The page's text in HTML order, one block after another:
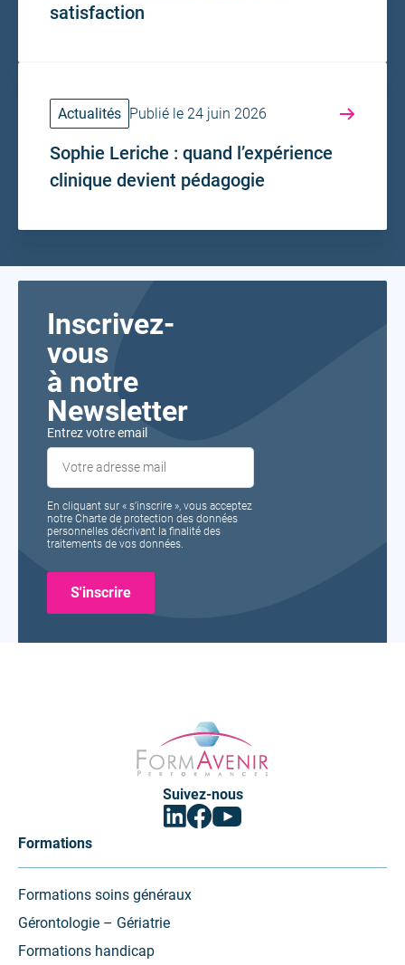
satisfaction
Actualités Publié le 24 juin 2026
Sophie Leriche : quand l’expérience
clinique devient pédagogie
Inscrivez-
vous
à notre
Newsletter
Entrez votre email
En cliquant sur « s’inscrire », vous acceptez
notre Charte de protection des données
personnelles décrivant la finalité des
traitements de vos données.
Formavenir
Performances
Suivez-nous
Linkedin
(ouvrir
nouvel
Facebook
(ouvrir
nouvel
Youtube
(ouvrir
nouvel
Formations
Formations soins généraux
Gérontologie – Gériatrie
Formations handicap